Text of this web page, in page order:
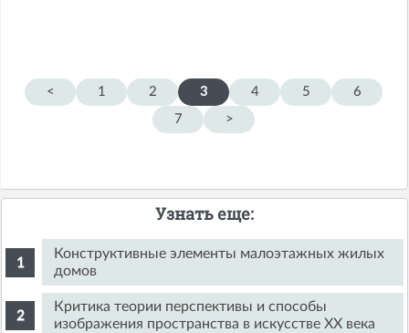
< 1 2 3 4 5
6
7
>
Узнать еще:
Конструктивные элементы малоэтажных жилых
домов
Критика теории перспективы и способы
изображения пространства в искусстве XX века